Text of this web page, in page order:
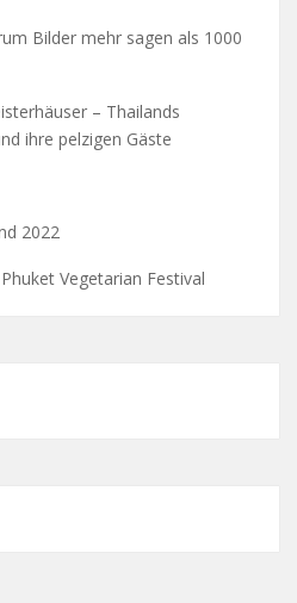
Bilder mehr sagen als 1000
– Thailands
ihre pelzigen Gäste
2022
Vegetarian Festival